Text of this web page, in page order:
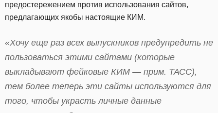
предостережением против использования сайтов,
предлагающих якобы настоящие КИМ.
«Хочу еще раз всех выпускников предупредить не
пользоваться этими сайтами (которые
выкладывают фейковые КИМ — прим. ТАСС),
тем более теперь эти сайты используются для
того, чтобы украсть личные данные